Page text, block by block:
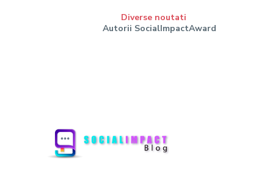
Diverse noutati
Autorii SocialImpactAward